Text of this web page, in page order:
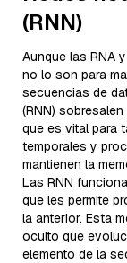
(RNN)
Aunque las RNA
no lo son para
secuencias de
(RNN)
que es vital para
temporales y
mantienen la
Las RNN
que les permite
la anterior. Esta
oculto que
elemento de la